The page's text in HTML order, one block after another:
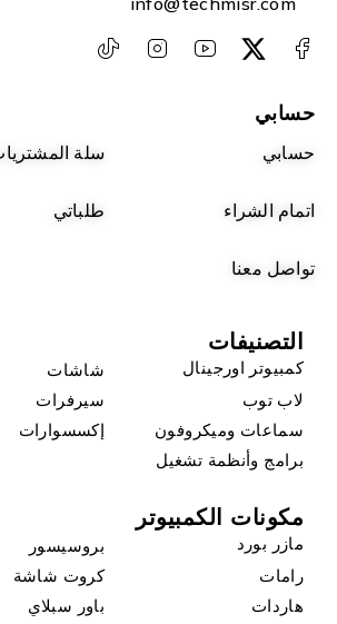
حسابي
حسابي سلة
اتمام الشراء طلباتي
تواصل معنا
التصنيفات
كمبيوتر اورجينال
شاشات
لاب توب
سيرفرات
سماعات وميكروفون
إكسسوارات
برامج وأنظمة تشغيل
مكونات الكمبيوتر
مازر بورد
بروسيسور
رامات
كروت شاشة
هاردات
باور سبلاي